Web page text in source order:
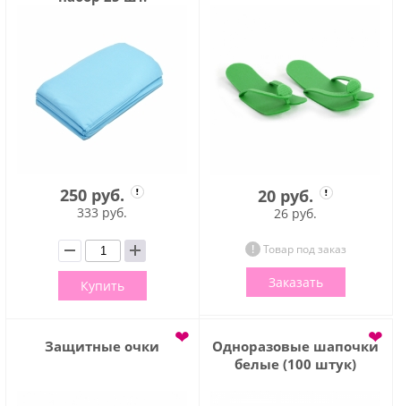
250 руб.
333 руб.
Купить
20 руб.
26 руб.
Товар под заказ
Заказать
Защитные очки ❤
Одноразовые шапочки
белые (100 штук)
❤